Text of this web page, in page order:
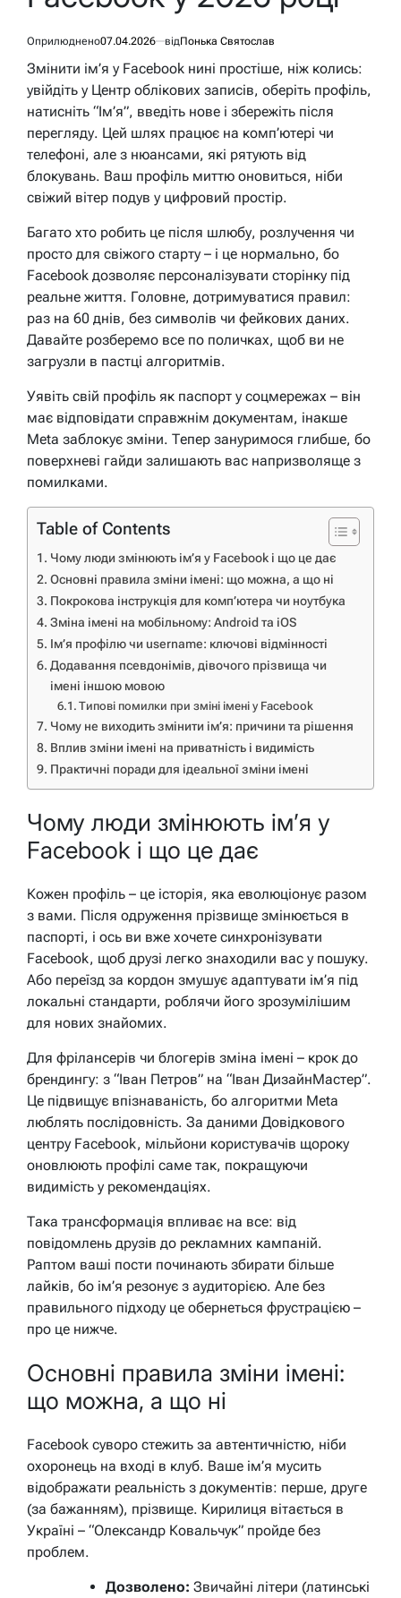
Оприлюднено07.04.2026 відПонька Святослав
Змінити ім’я у Facebook нині простіше, ніж колись:
увійдіть у Центр облікових записів, оберіть профіль,
натисніть “Ім’я”, введіть нове і збережіть після
перегляду. Цей шлях працює на комп’ютері чи
телефоні, але з нюансами, які рятують від
блокувань. Ваш профіль миттю оновиться, ніби
свіжий вітер подув у цифровий простір.
Багато хто робить це після шлюбу, розлучення чи
просто для свіжого старту – і це нормально, бо
Facebook дозволяє персоналізувати сторінку під
реальне життя. Головне, дотримуватися правил:
раз на 60 днів, без символів чи фейкових даних.
Давайте розберемо все по поличках, щоб ви не
загрузли в пастці алгоритмів.
Уявіть свій профіль як паспорт у соцмережах – він
має відповідати справжнім документам, інакше
Meta заблокує зміни. Тепер зануримося глибше, бо
поверхневі гайди залишають вас напризволяще з
помилками.
Table of Contents
Чому люди змінюють ім’я у Facebook і що це дає
Основні правила зміни імені: що можна, а що ні
Покрокова інструкція для комп’ютера чи ноутбука
Зміна імені на мобільному: Android та iOS
Ім’я профілю чи username: ключові відмінності
Додавання псевдонімів, дівочого прізвища чи
імені іншою мовою
Типові помилки при зміні імені у Facebook
Чому не виходить змінити ім’я: причини та рішення
Вплив зміни імені на приватність і видимість
Практичні поради для ідеальної зміни імені
Чому люди змінюють ім’я у
Facebook і що це дає
Кожен профіль – це історія, яка еволюціонує разом
з вами. Після одруження прізвище змінюється в
паспорті, і ось ви вже хочете синхронізувати
Facebook, щоб друзі легко знаходили вас у пошуку.
Або переїзд за кордон змушує адаптувати ім’я під
локальні стандарти, роблячи його зрозумілішим
для нових знайомих.
Для фрілансерів чи блогерів зміна імені – крок до
брендингу: з “Іван Петров” на “Іван ДизайнМастер”.
Це підвищує впізнаваність, бо алгоритми Meta
люблять послідовність. За даними Довідкового
центру Facebook, мільйони користувачів щороку
оновлюють профілі саме так, покращуючи
видимість у рекомендаціях.
Така трансформація впливає на все: від
повідомлень друзів до рекламних кампаній.
Раптом ваші пости починають збирати більше
лайків, бо ім’я резонує з аудиторією. Але без
правильного підходу це обернеться фрустрацією –
про це нижче.
Основні правила зміни імені:
що можна, а що ні
Facebook суворо стежить за автентичністю, ніби
охоронець на вході в клуб. Ваше ім’я мусить
відображати реальність з документів: перше, друге
(за бажанням), прізвище. Кирилиця вітається в
Україні – “Олександр Ковальчук” пройде без
проблем.
Дозволено: Звичайні літери (латинські